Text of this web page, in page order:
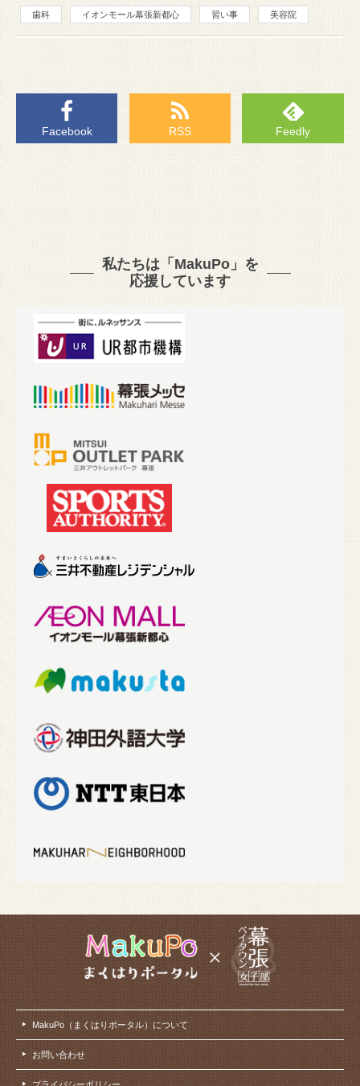
歯科 イオンモール幕張新都心 習い事 美容院
Facebook RSS Feedly
私たちは「MakuPo」を
応援しています
MakuPo（まくはりポータル）について
お問い合わせ